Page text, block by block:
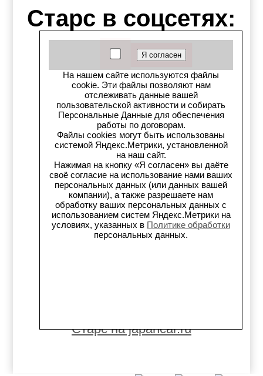
Старс в соцсетях:
Старс вКонтакте
Старс в YouTube
Телеграм-канал
Старс на Drom.ru
Старс в auto.ru
Старс в картах Яндекс
Старс в картах 2ГИС
Старс на Avito.ru
Старс на japancar.ru
На нашем сайте используются файлы
cookie. Эти файлы позволяют нам
отслеживать данные вашей
пользовательской активности и собирать
Персональные Данные для обеспечения
работы по договорам.
Файлы cookies могут быть использованы
системой Яндекс.Метрики, установленной
на наш сайт.
Нажимая на кнопку «Я согласен» вы даёте
своё согласие на использование нами ваших
персональных данных (или данных вашей
компании), а также разрешаете нам
обработку ваших персональных данных с
использованием систем Яндекс.Метрики на
условиях, указанных в Политике обработки
персональных данных.